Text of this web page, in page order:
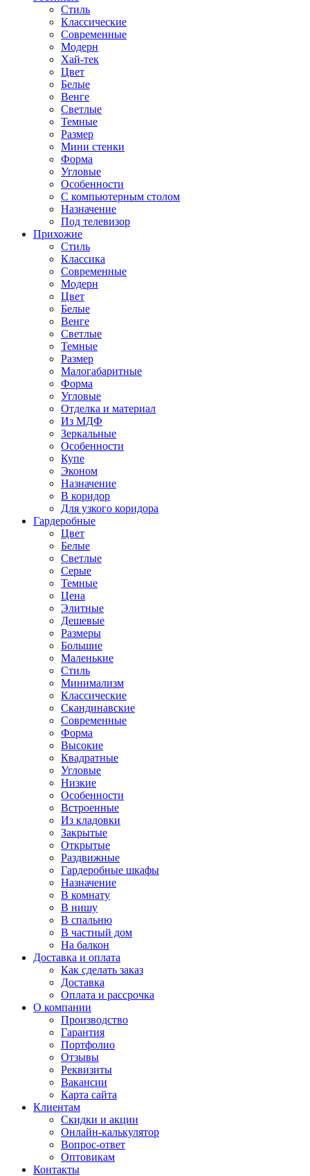
Стиль
Классические
Современные
Модерн
Хай-тек
Цвет
Белые
Венге
Светлые
Темные
Размер
Мини стенки
Форма
Угловые
Особенности
С компьютерным столом
Назначение
Под телевизор
Прихожие
Стиль
Классика
Современные
Модерн
Цвет
Белые
Венге
Светлые
Темные
Размер
Малогабаритные
Форма
Угловые
Отделка и материал
Из МДФ
Зеркальные
Особенности
Купе
Эконом
Назначение
В коридор
Для узкого коридора
Гардеробные
Цвет
Белые
Светлые
Серые
Темные
Цена
Элитные
Дешевые
Размеры
Большие
Маленькие
Стиль
Минимализм
Классические
Скандинавские
Современные
Форма
Высокие
Квадратные
Угловые
Низкие
Особенности
Встроенные
Из кладовки
Закрытые
Открытые
Раздвижные
Гардеробные шкафы
Назначение
В комнату
В нишу
В спальню
В частный дом
На балкон
Доставка и оплата
Как сделать заказ
Доставка
Оплата и рассрочка
О компании
Производство
Гарантия
Портфолио
Отзывы
Реквизиты
Вакансии
Карта сайта
Клиентам
Скидки и акции
Онлайн-калькулятор
Вопрос-ответ
Оптовикам
Контакты